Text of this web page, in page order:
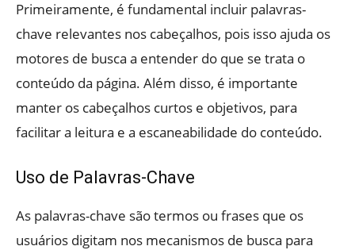
Primeiramente, é fundamental incluir palavras-
chave relevantes nos cabeçalhos, pois isso ajuda os
motores de busca a entender do que se trata o
conteúdo da página. Além disso, é importante
manter os cabeçalhos curtos e objetivos, para
facilitar a leitura e a escaneabilidade do conteúdo.
Uso de Palavras-Chave
As palavras-chave são termos ou frases que os
usuários digitam nos mecanismos de busca para